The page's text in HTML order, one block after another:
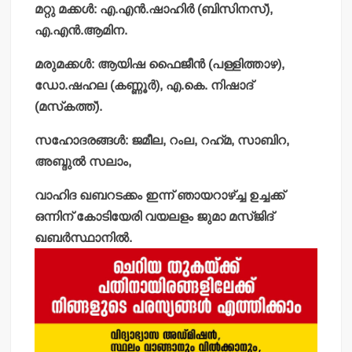
മറ്റു മക്കള്‍: എ.എന്‍.ഷാഹിര്‍ (ബിസിനസ്),
എ.എന്‍.ആമിന.
മരുമക്കള്‍: ആയിഷ ഫൈജീന്‍ (പള്ളിത്താഴ),
ഡോ.ഷഹല (കണ്ണൂര്‍), എ.കെ. നിഷാദ്
(മസ്‌കത്ത്).
സഹോദരങ്ങള്‍: ജമീല, റംല, റഹ്‌മ, സാബിറ,
അബ്ദുല്‍ സലാം,
വാഹിദ ഖബറടക്കം ഇന്ന് ഞായറാഴ്ച്ച ഉച്ചക്ക്
ഒന്നിന് കോടിയേരി വയലളം ജുമാ മസ്ജിദ്
ഖബര്‍സ്ഥാനില്‍.